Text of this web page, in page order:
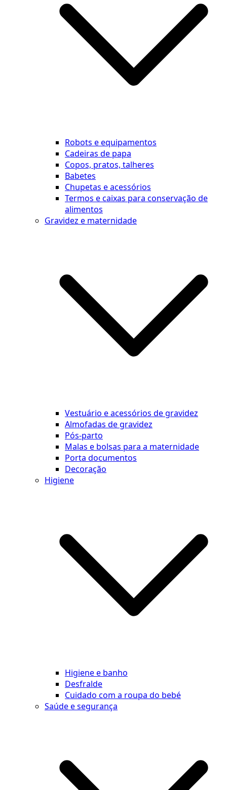
Robots e equipamentos
Cadeiras de papa
Copos, pratos, talheres
Babetes
Chupetas e acessórios
Termos e caixas para conservação de
alimentos
Gravidez e maternidade
Vestuário e acessórios de gravidez
Almofadas de gravidez
Pós-parto
Malas e bolsas para a maternidade
Porta documentos
Decoração
Higiene
Higiene e banho
Desfralde
Cuidado com a roupa do bebé
Saúde e segurança